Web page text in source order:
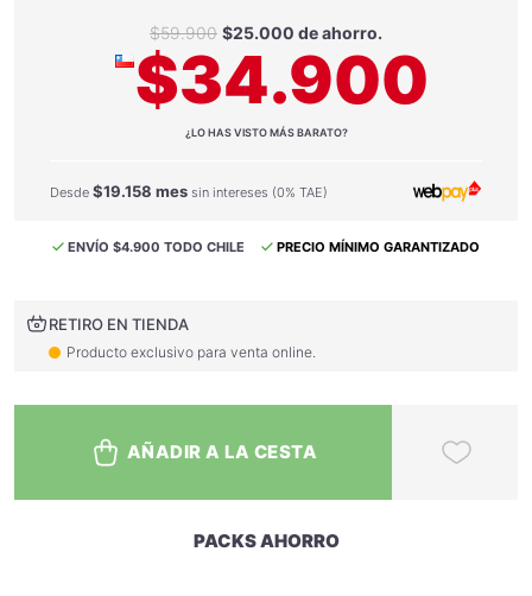
$59.900 $25.000 de ahorro.
$34.900
¿LO HAS VISTO MÁS BARATO?
Desde $19.158 mes sin intereses (0% TAE)
ENVÍO $4.900 TODO CHILE PRECIO MÍNIMO GARANTIZADO
RETIRO EN TIENDA
Producto exclusivo para venta online.
AÑADIR A LA CESTA
PACKS AHORRO